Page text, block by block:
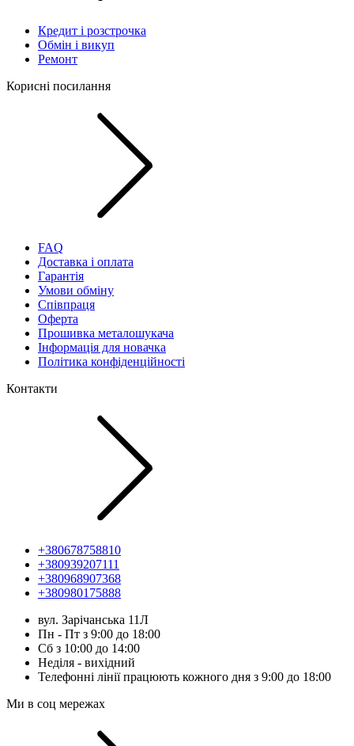
Кредит і розстрочка
Обмін і викуп
Ремонт
Корисні посилання
FAQ
Доставка і оплата
Гарантія
Умови обміну
Співпраця
Оферта
Прошивка металошукача
Інформація для новачка
Політика конфіденційності
Контакти
+380678758810
+380939207111
+380968907368
+380980175888
вул. Зарічанська 11Л
Пн - Пт з 9:00 до 18:00
Сб з 10:00 до 14:00
Неділя - вихідний
Телефонні лінії працюють кожного дня з 9:00 до 18:00
Ми в соц мережах